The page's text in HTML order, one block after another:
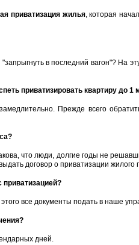
приватизация жилья, которая
в последний вагон"? На
приватизировать квартиру до 1
Прежде всего
что люди, долгие годы не
договор о приватизации
приватизацией?
все документы подать в наше
дней.